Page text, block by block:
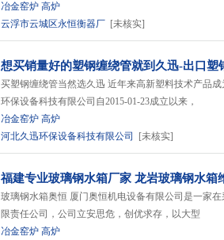
冶金窑炉 高炉
云浮市云城区永恒衡器厂 [未核实]
想买销量好的塑钢缠绕管就到久迅-出口塑
买塑钢缠绕管当然选久迅 近年来高新塑料技术产品
环保设备科技有限公司自2015-01-23成立以来，
冶金窑炉 高炉
河北久迅环保设备科技有限公司
[未核实]
福建专业玻璃钢水箱厂家 龙岩玻璃钢水箱
玻璃钢水箱奥恒 厦门奥恒机电设备有限公司是一家
限责任公司，公司立安思危，创优求存，以大型
冶金窑炉 高炉